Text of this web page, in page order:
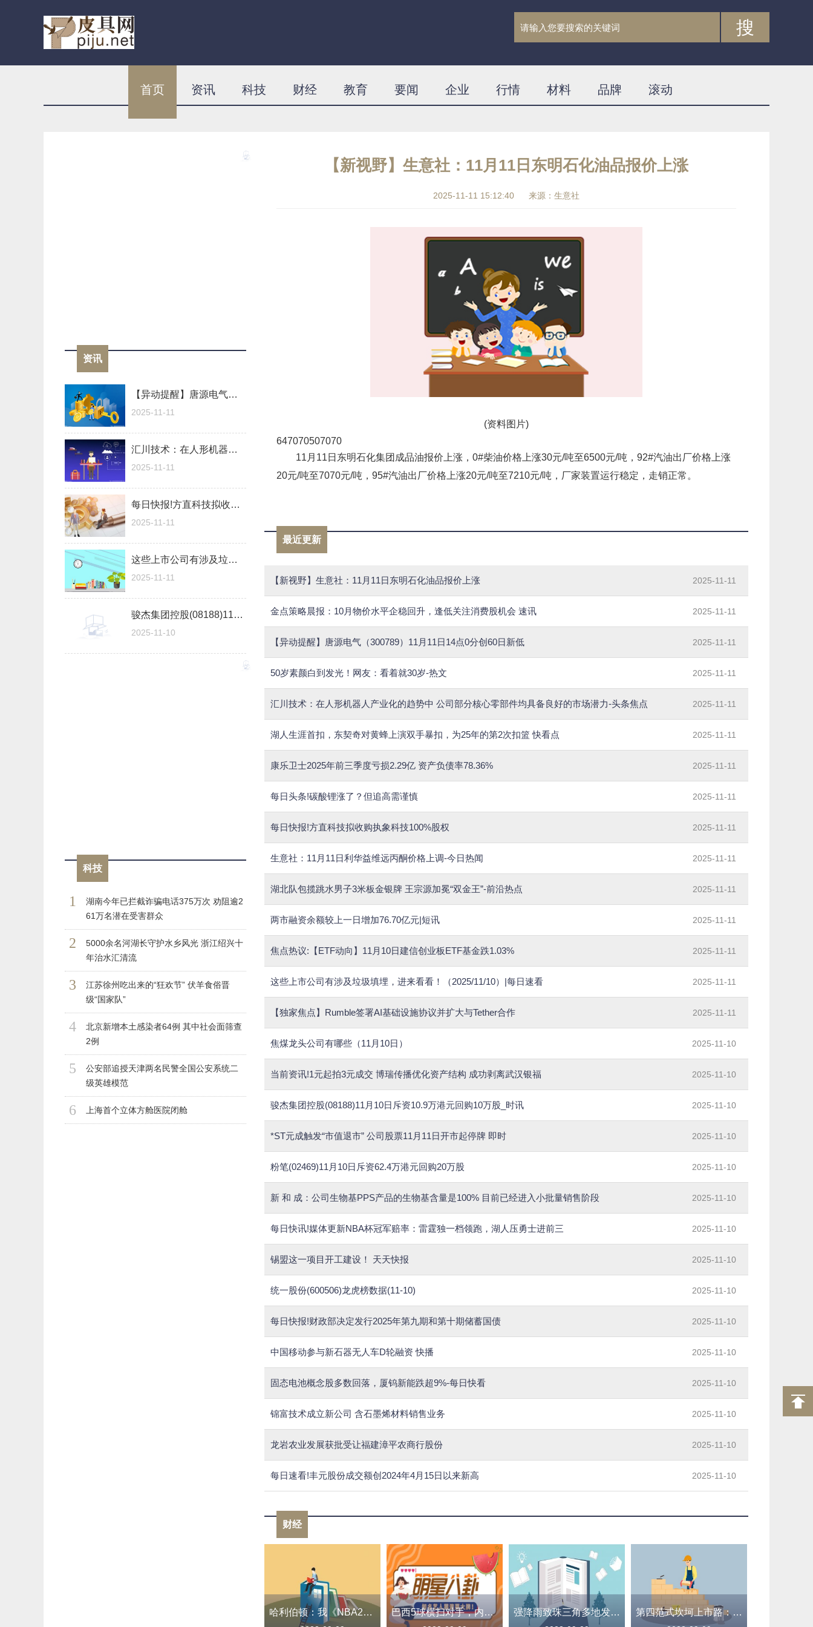
搜
首页 资讯 科技 财经 教育 要闻 企业 行情 材料 品牌 滚动
资讯
【异动提醒】唐源电气（300789）11月11日14点0分创60日新低
2025-11-11
汇川技术：在人形机器人产业化的趋势中 公司部分核心零部件均具备良好的市场潜力-头条焦点
2025-11-11
每日快报!方直科技拟收购执象科技100%股权
2025-11-11
这些上市公司有涉及垃圾填埋，进来看看！（2025/11/10）|每日速看
2025-11-11
骏杰集团控股(08188)11月10日斥资10.9万港元回购10万股_时讯
2025-11-10
科技
1
湖南今年已拦截诈骗电话375万次 劝阻逾2
61万名潜在受害群众
2
5000余名河湖长守护水乡风光 浙江绍兴十
年治水汇清流
3
江苏徐州吃出来的“狂欢节” 伏羊食俗晋
级“国家队”
4
北京新增本土感染者64例 其中社会面筛查
2例
5
公安部追授天津两名民警全国公安系统二
级英雄模范
6 上海首个立体方舱医院闭舱
【新视野】生意社：11月11日东明石化油品报价上涨
2025-11-11 15:12:40 来源：生意社
(资料图片)
647070507070
11月11日东明石化集团成品油报价上涨，0#柴油价格上涨30元/吨至6500元/吨，92#汽油出厂价格上涨
20元/吨至7070元/吨，95#汽油出厂价格上涨20元/吨至7210元/吨，厂家装置运行稳定，走销正常。
最近更新
【新视野】生意社：11月11日东明石化油品报价上涨 2025-11-11
金点策略晨报：10月物价水平企稳回升，逢低关注消费股机会 速讯 2025-11-11
【异动提醒】唐源电气（300789）11月11日14点0分创60日新低 2025-11-11
50岁素颜白到发光！网友：看着就30岁-热文 2025-11-11
汇川技术：在人形机器人产业化的趋势中 公司部分核心零部件均具备良好的市场潜力-头条焦点 2025-11-11
湖人生涯首扣，东契奇对黄蜂上演双手暴扣，为25年的第2次扣篮 快看点 2025-11-11
康乐卫士2025年前三季度亏损2.29亿 资产负债率78.36% 2025-11-11
每日头条!碳酸锂涨了？但追高需谨慎 2025-11-11
每日快报!方直科技拟收购执象科技100%股权 2025-11-11
生意社：11月11日利华益维远丙酮价格上调-今日热闻 2025-11-11
湖北队包揽跳水男子3米板金银牌 王宗源加冕“双金王”-前沿热点 2025-11-11
两市融资余额较上一日增加76.70亿元|短讯 2025-11-11
焦点热议:【ETF动向】11月10日建信创业板ETF基金跌1.03% 2025-11-11
这些上市公司有涉及垃圾填埋，进来看看！（2025/11/10）|每日速看 2025-11-11
【独家焦点】Rumble签署AI基础设施协议并扩大与Tether合作 2025-11-11
焦煤龙头公司有哪些（11月10日） 2025-11-10
当前资讯!1元起拍3元成交 博瑞传播优化资产结构 成功剥离武汉银福 2025-11-10
骏杰集团控股(08188)11月10日斥资10.9万港元回购10万股_时讯 2025-11-10
*ST元成触发“市值退市” 公司股票11月11日开市起停牌 即时 2025-11-10
粉笔(02469)11月10日斥资62.4万港元回购20万股 2025-11-10
新 和 成：公司生物基PPS产品的生物基含量是100% 目前已经进入小批量销售阶段 2025-11-10
每日快讯!媒体更新NBA杯冠军赔率：雷霆独一档领跑，湖人压勇士进前三 2025-11-10
锡盟这一项目开工建设！ 天天快报 2025-11-10
统一股份(600506)龙虎榜数据(11-10) 2025-11-10
每日快报!财政部决定发行2025年第九期和第十期储蓄国债 2025-11-10
中国移动参与新石器无人车D轮融资 快播 2025-11-10
固态电池概念股多数回落，厦钨新能跌超9%-每日快看 2025-11-10
锦富技术成立新公司 含石墨烯材料销售业务 2025-11-10
龙岩农业发展获批受让福建漳平农商行股份 2025-11-10
每日速看!丰元股份成交额创2024年4月15日以来新高 2025-11-10
财经
哈利伯顿：我《NBA2K24》的突破扣篮只有65？别瞎搞了！ 巴西5球横扫对手，内马尔超越贝利独享历史射手王，创造伟大成就 强降雨致珠三角多地发生内涝 广东全省提前转移8万余人 第四范式坎坷上市路：三年四次递表终见曙光，AI路线双管齐下难料资本热度